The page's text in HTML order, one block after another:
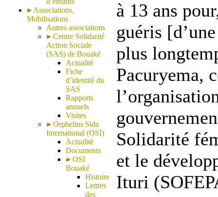
Associations,
Mobilisations
Autres associations
Centre Solidarité
Action Sociale
(SAS) de Bouaké
Actualité
Fiche
d’identité du
SAS
Rapports
annuels
Visites
Orphelins Sida
International (OSI)
Actualité
Documents
OSI
Bouaké
Histoire
Lettres
des
à 13 ans
guéris
plus
Pacuryema,
Solidarité
et le
Ituri